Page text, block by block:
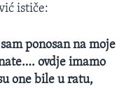
ističe:
ponosan na moje
ovdje imamo
one bile u ratu,